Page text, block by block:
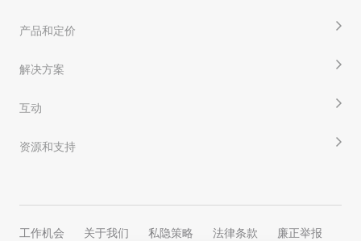
产品和定价
解决方案
互动
资源和支持
工作机会 关于我们 私隐策略 法律条款
廉正举报